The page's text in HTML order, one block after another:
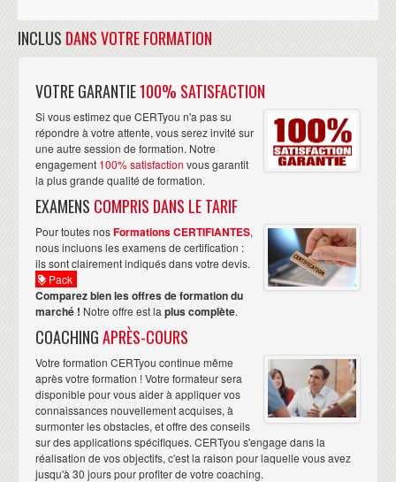
INCLUS DANS VOTRE FORMATION
VOTRE GARANTIE100% SATISFACTION
Si vous estimez que CERTyou n'a pas su
répondre à votre attente, vous serez invité sur
une autre session de formation. Notre
engagement 100% satisfaction vous garantit
la plus grande qualité de formation.
EXAMENS COMPRIS DANS LE TARIF
Pour toutes nosFormations CERTIFIANTES,
nous incluons les examens de certification :
ils sont clairement indiqués dans votre devis.
Pack
Comparez bien les offres de formation du
marché ! Notre offre est la plus complète.
COACHINGAPRÈS-COURS
Votre formation CERTyou continue même
après votre formation ! Votre formateur sera
disponible pour vous aider à appliquer vos
connaissances nouvellement acquises, à
surmonter les obstacles, et offre des conseils
sur des applications spécifiques. CERTyou s'engage dans la
réalisation de vos objectifs, c'est la raison pour laquelle vous avez
jusqu'à 30 jours pour profiter de votre coaching.